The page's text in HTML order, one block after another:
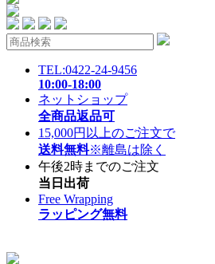
TEL:0422-24-9456
10:00-18:00
ネットショップ
全商品返品可
15,000円以上のご注文で
送料無料※離島は除く
午後2時までのご注文
当日出荷
Free Wrapping
ラッピング無料